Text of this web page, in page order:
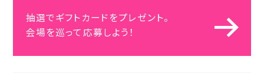
抽選でギフトカードをプレゼント。
会場を巡って応募しよう！